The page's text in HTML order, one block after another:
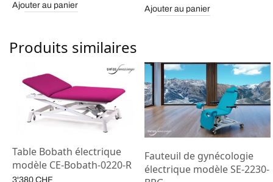
Ajouter au panier
Ajouter au panier
Produits similaires
Table Bobath électrique
modèle CE-Bobath-0220-R
3'380 CHF
Fauteuil de gynécologie
électrique modèle SE-2230-